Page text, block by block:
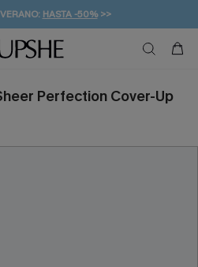
-10% EN 2 VESTIDOS
& GANAR -10% EXTRA!
A PARTIR DE 49 € >>
Perfection Cover-Up